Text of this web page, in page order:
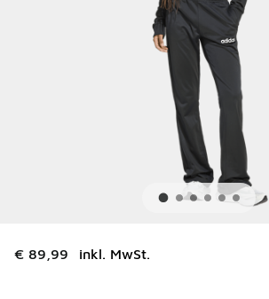
€ 89,99 inkl. MwSt.